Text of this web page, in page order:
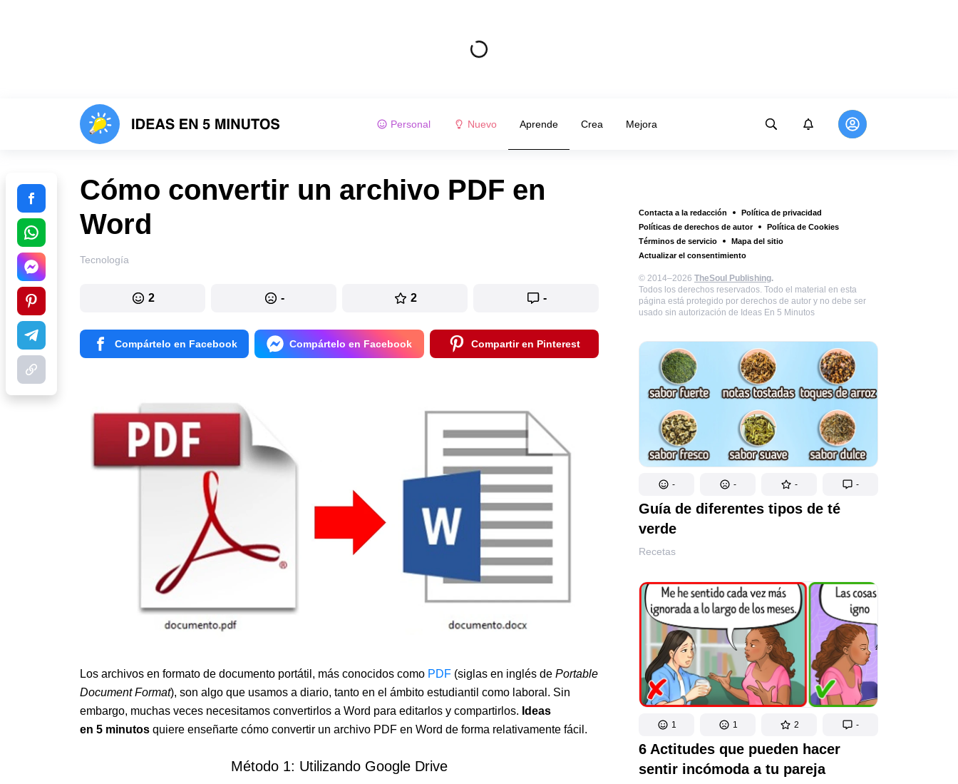
Personal Nuevo Aprende Crea Mejora
Contacta a la redacción
Política de privacidad
Políticas de derechos de autor
Política de Cookies
Términos de servicio
Mapa del sitio
Actualizar el consentimiento
© 2014–2026 TheSoul Publishing.
Todos los derechos reservados. Todo el material en esta
página está protegido por derechos de autor y no debe ser
usado sin autorización de Ideas En 5 Minutos
- - - -
Guía de diferentes tipos de té
verde
Recetas
1 1 2 -
6 Actitudes que pueden hacer
sentir incómoda a tu pareja
Cómo convertir un archivo PDF en
Word
Tecnología
2 - 2 -
Compártelo en Facebook Compártelo en Facebook Compartir en Pinterest
Los archivos en formato de documento portátil, más conocidos como PDF (siglas en inglés de Portable
Document Format), son algo que usamos a diario, tanto en el ámbito estudiantil como laboral. Sin
embargo, muchas veces necesitamos convertirlos a Word para editarlos y compartirlos. Ideas
en 5 minutos quiere enseñarte cómo convertir un archivo PDF en Word de forma relativamente fácil.
Método 1: Utilizando Google Drive